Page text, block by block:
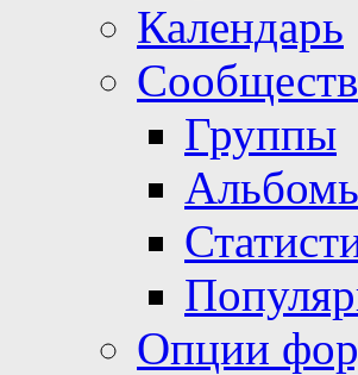
Календарь
Группы
Опции